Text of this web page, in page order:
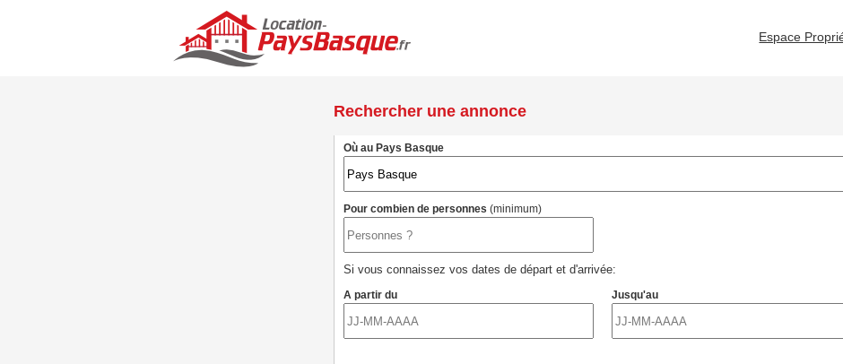
Espace
Rechercher une annonce
Où au Pays Basque
Pour combien de personnes (minimum)
Si vous connaissez vos dates de départ et d'arrivée:
A partir du Jusqu'au